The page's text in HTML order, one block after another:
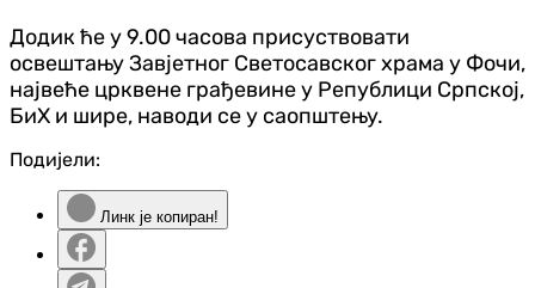
Додик ће у 9.00 часова присуствовати
освештању Завјетног Светосавског храма у Фочи,
највеће црквене грађевине у Републици Српској,
БиХ и шире, наводи се у саопштењу.
Подијели:
Линк је копиран!